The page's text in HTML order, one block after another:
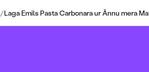
/Laga Emils Pasta Carbonara ur Ännu mera